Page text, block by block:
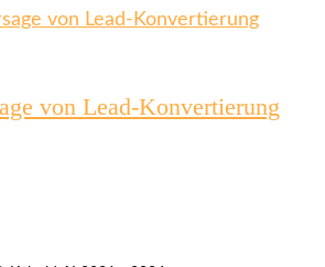
von Lead-Konvertierung